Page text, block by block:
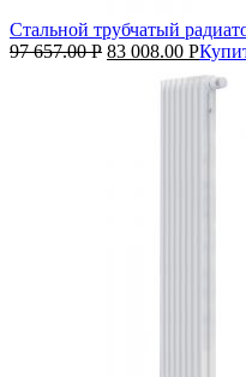
Стальной трубчатый
97 657.00Р 83 008.00 Р